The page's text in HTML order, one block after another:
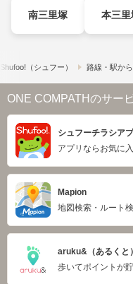
南三里塚 本三里
（シュフー） 路線・駅か
ONE COMPATHのサー
シュフーチラシア
アプリならお気に
Mapion
地図検索・ルート
aruku&（あるくと）
歩いてポイントが